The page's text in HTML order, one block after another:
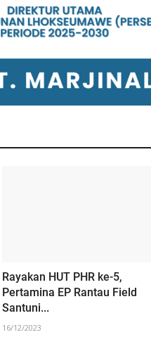
Rayakan HUT PHR ke-5,
Pertamina EP Rantau Field
Santuni...
16/12/2023
Suna
RSU
20/02/